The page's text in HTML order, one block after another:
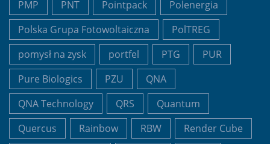
PMP
PNT Pointpack
Polenergia
Polska Grupa Fotowoltaiczna
PolTREG
pomysł na zysk
portfel PTG
PUR
Pure Biologics
PZU
QNA
QNA Technology
QRS
Quantum
Quercus
Rainbow RBW
Render Cube